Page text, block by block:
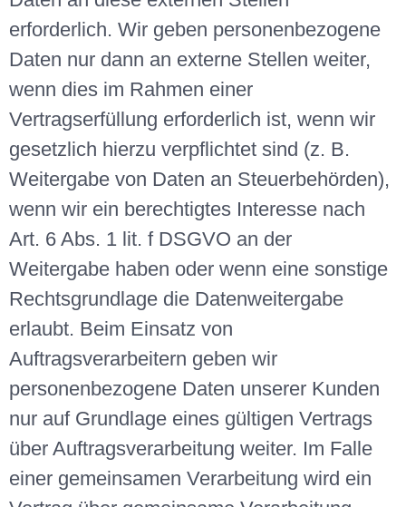
erforderlich. Wir geben personenbezogene
Daten nur dann an externe Stellen weiter,
wenn dies im Rahmen einer
Vertragserfüllung erforderlich ist, wenn wir
gesetzlich hierzu verpflichtet sind (z. B.
Weitergabe von Daten an Steuerbehörden),
wenn wir ein berechtigtes Interesse nach
Art. 6 Abs. 1 lit. f DSGVO an der
Weitergabe haben oder wenn eine sonstige
Rechtsgrundlage die Datenweitergabe
erlaubt. Beim Einsatz von
Auftragsverarbeitern geben wir
personenbezogene Daten unserer Kunden
nur auf Grundlage eines gültigen Vertrags
über Auftragsverarbeitung weiter. Im Falle
einer gemeinsamen Verarbeitung wird ein